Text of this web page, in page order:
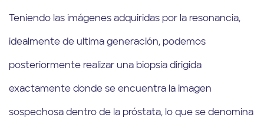
Teniendo las imágenes adquiridas por la resonancia,
idealmente de ultima generación, podemos
posteriormente realizar una biopsia dirigida
exactamente donde se encuentra la imagen
sospechosa dentro de la próstata, lo que se denomina